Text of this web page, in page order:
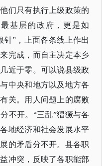
们只有执行上级政策的
基层的政府，更是如
针”，上面各条线上作出
完成，而自主决定本乡
近于零。可以说县级政
中央和地方以及地方各
关。用人问题上的腐败
不开。“三乱”猖獗与各
地经济和社会发展水平
的矛盾分不开。县各职
冲突，反映了各职能部